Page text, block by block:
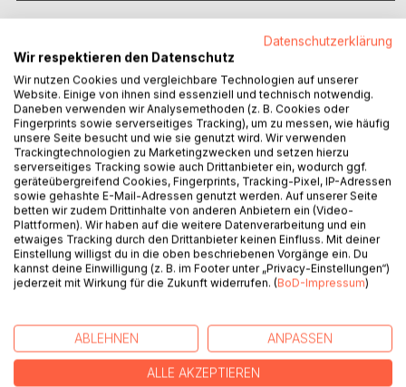
Titel bewerten
BESCHREIBUNG
Zu diesem Buch
Wer immer sich auf die Sinnsuche begibt, begegnet auch
füher oder später Gott. Und damit dann all den modernen
Sinnfindung. Die Protagonistin hatte zwischen all den
selbsternannten Erleuchteten und Meistern zeitweise den
Eindruck im Looping durch eine Geisterbahn zu rasen. Sie
Datenschutzerklärung
Wir respektieren den Datenschutz
Wir nutzen Cookies und vergleichbare Technologien auf unserer
Website. Einige von ihnen sind essenziell und technisch notwendig.
Daneben verwenden wir Analysemethoden (z. B. Cookies oder
Fingerprints sowie serverseitiges Tracking), um zu messen, wie häufig
unsere Seite besucht und wie sie genutzt wird. Wir verwenden
Trackingtechnologien zu Marketingzwecken und setzen hierzu
serverseitiges Tracking sowie auch Drittanbieter ein, wodurch ggf.
geräteübergreifend Cookies, Fingerprints, Tracking-Pixel, IP-Adressen
sowie gehashte E-Mail-Adressen genutzt werden. Auf unserer Seite
betten wir zudem Drittinhalte von anderen Anbietern ein (Video-
Plattformen). Wir haben auf die weitere Datenverarbeitung und ein
etwaiges Tracking durch den Drittanbieter keinen Einfluss. Mit deiner
Einstellung willigst du in die oben beschriebenen Vorgänge ein. Du
kannst deine Einwilligung (z. B. im Footer unter „Privacy-Einstellungen“)
jederzeit mit Wirkung für die Zukunft widerrufen. (BoD-Impressum)
ABLEHNEN ANPASSEN
ALLE AKZEPTIEREN